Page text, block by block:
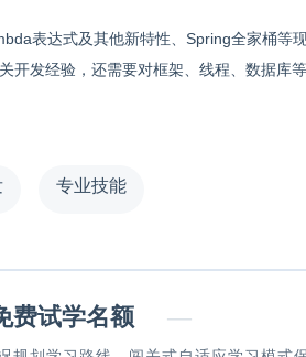
表达式及其他新特性、Spring全家桶等
开发经验，还需要对框架、线程、数据库
专业技能
费试学名额 —